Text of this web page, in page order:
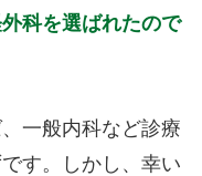
科を選ばれたので
一般内科など診療
す。しかし、幸い